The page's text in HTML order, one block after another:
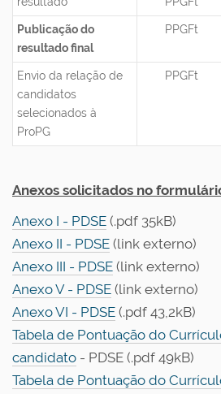
Publicação do
resultado final
PPGFt
Envio da relação de
candidatos
selecionados à
ProPG
PPGFt
Anexos solicitados no
Anexo I - PDSE (.pdf 35kB)
Anexo II - PDSE (link externo)
Anexo III - PDSE (link externo)
Anexo V - PDSE (link externo)
Anexo VI - PDSE (.pdf 43,2kB)
Tabela de Pontuação do
candidato - PDSE (.pdf 49kB)
Tabela de Pontuação do